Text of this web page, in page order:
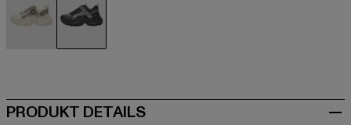
PRODUKT DETAILS